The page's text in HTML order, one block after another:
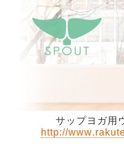
サップヨガ用
http://